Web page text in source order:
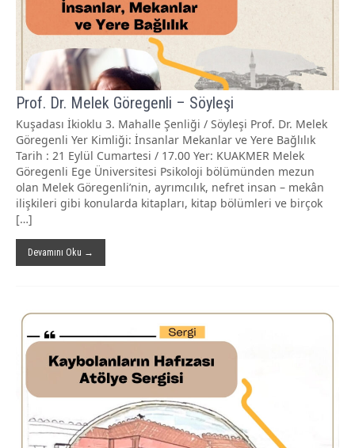
Prof. Dr. Melek Göregenli – Söyleşi
Kuşadası İkioklu 3. Mahalle Şenliği / Söyleşi Prof. Dr. Melek
Göregenli Yer Kimliği: İnsanlar Mekanlar ve Yere Bağlılık
Tarih : 21 Eylül Cumartesi / 17.00 Yer: KUAKMER Melek
Göregenli Ege Üniversitesi Psikoloji bölümünden mezun
olan Melek Göregenli’nin, ayrımcılık, nefret insan – mekân
ilişkileri gibi konularda kitapları, kitap bölümleri ve birçok
[…]
Devamını Oku →